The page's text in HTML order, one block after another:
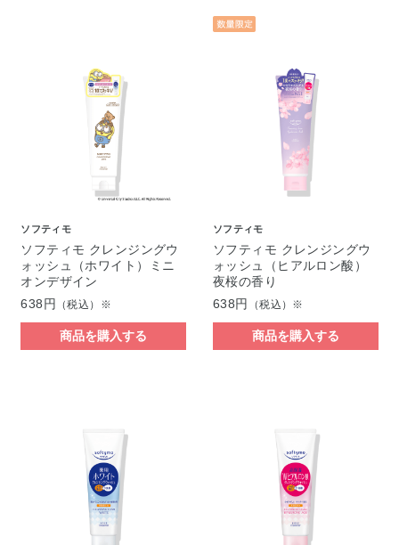
ソフティモ
ソフティモ クレンジングウ
ォッシュ（ホワイト）ミニ
オンデザイン
638円
（税込）※
商品を購入する
ソフティモ
ソフティモ クレンジングウ
ォッシュ（ヒアルロン酸）
夜桜の香り
638円
（税込）※
商品を購入する